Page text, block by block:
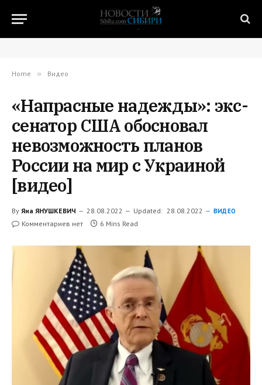
Home » Видео
«Напрасные надежды»: экс-
сенатор США обосновал
невозможность планов
России на мир с Украиной
[видео]
By Яна ЯНУШКЕВИЧ 28.08.2022 Updated: 28.08.2022 ВИДЕО
Комментариев нет 6 Mins Read